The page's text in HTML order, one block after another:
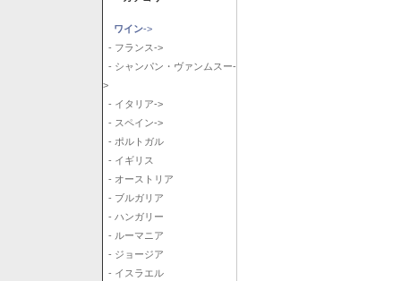
ワイン->
- フランス->
- シャンパン・ヴァンムスー-
>
- イタリア->
- スペイン->
- ポルトガル
- イギリス
- オーストリア
- ブルガリア
- ハンガリー
- ルーマニア
- ジョージア
- イスラエル